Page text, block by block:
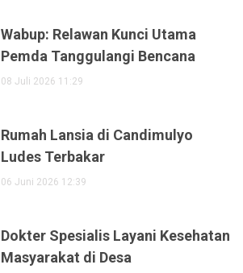
Wabup: Relawan Kunci Utama
Pemda Tanggulangi Bencana
08 Juli 2026 11:29
Rumah Lansia di Candimulyo
Ludes Terbakar
06 Juni 2026 12:39
Dokter Spesialis Layani Kesehatan
Masyarakat di Desa